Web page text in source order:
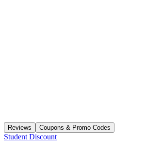
Reviews Coupons & Promo Codes
Student Discount